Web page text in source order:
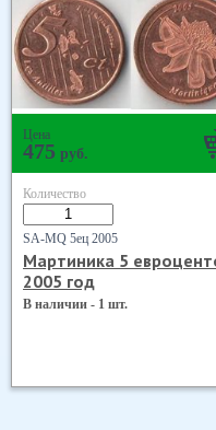
Цена
475 руб.
Количество
SA-MQ 5ец 2005
Мартиника 5
2005 год
В наличии - 1 шт.